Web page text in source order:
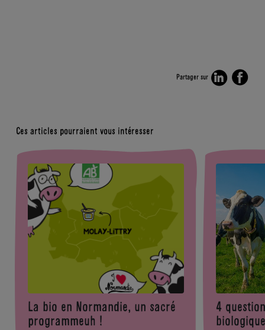
Partager sur
Ces articles pourraient vous intéresser
La bio en Normandie, un sacré
programmeuh !
4
biologique